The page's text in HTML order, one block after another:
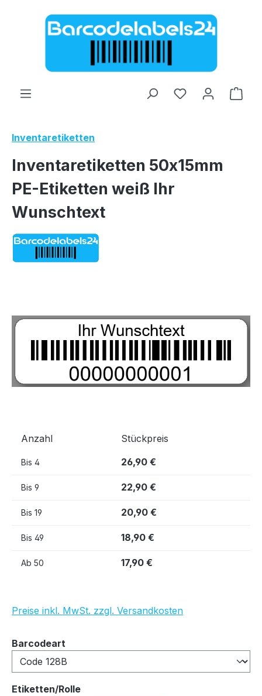
Zum Hauptinhalt springen
Inventaretiketten
Inventaretiketten 50x15mm
PE-Etiketten weiß Ihr
Wunschtext
Anzahl Stückpreis
Bis 4 26,90 €
Bis 9 22,90 €
Bis 19 20,90 €
Bis 49 18,90 €
Ab 50 17,90 €
Preise inkl. MwSt. zzgl. Versandkosten
Barcodeart
Etiketten/Rolleauswählen